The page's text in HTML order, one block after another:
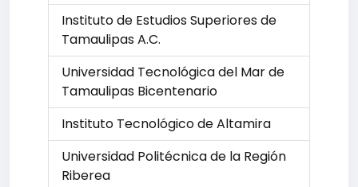
Instituto de Estudios Superiores de
Tamaulipas A.C.
Universidad Tecnológica del Mar de
Tamaulipas Bicentenario
Instituto Tecnológico de Altamira
Universidad Politécnica de la Región
Riberea